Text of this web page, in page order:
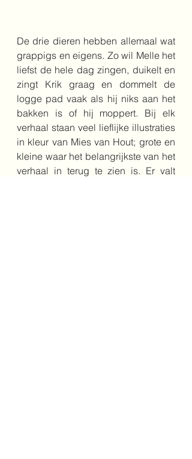
De drie dieren hebben allemaal wat
grappigs en eigens. Zo wil Melle het
liefst de hele dag zingen, duikelt en
zingt Krik graag en dommelt de
logge pad vaak als hij niks aan het
bakken is of hij moppert. Bij elk
verhaal staan veel lieflijke illustraties
in kleur van Mies van Hout; grote en
kleine waar het belangrijkste van het
verhaal in terug te zien is. Er valt